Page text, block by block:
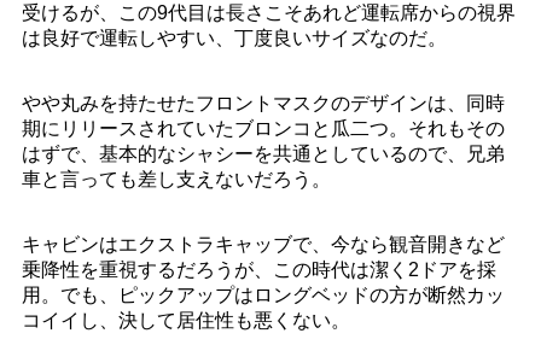
受けるが、この9代目は長さこそあれど運転席からの視界
は良好で運転しやすい、丁度良いサイズなのだ。
やや丸みを持たせたフロントマスクのデザインは、同時
期にリリースされていたブロンコと瓜二つ。それもその
はずで、基本的なシャシーを共通としているので、兄弟
車と言っても差し支えないだろう。
キャビンはエクストラキャッブで、今なら観音開きなど
乗降性を重視するだろうが、この時代は潔く2ドアを採
用。でも、ピックアップはロングベッドの方が断然カッ
コイイし、決して居住性も悪くない。